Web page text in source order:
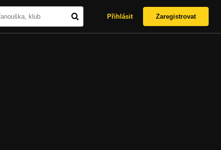
Přihlásit Zaregistrovat